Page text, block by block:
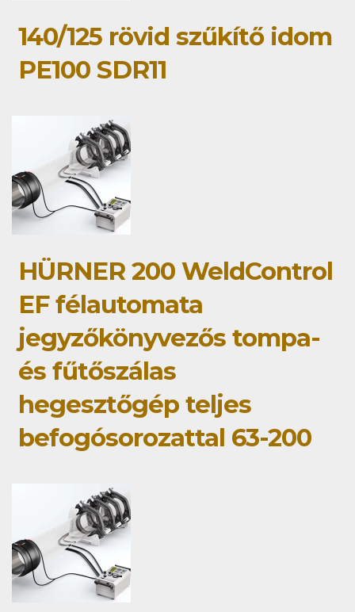
140/125 rövid szűkítő idom
PE100 SDR11
HÜRNER 200 WeldControl
EF félautomata
jegyzőkönyvezős tompa-
és fűtőszálas
hegesztőgép teljes
befogósorozattal 63-200